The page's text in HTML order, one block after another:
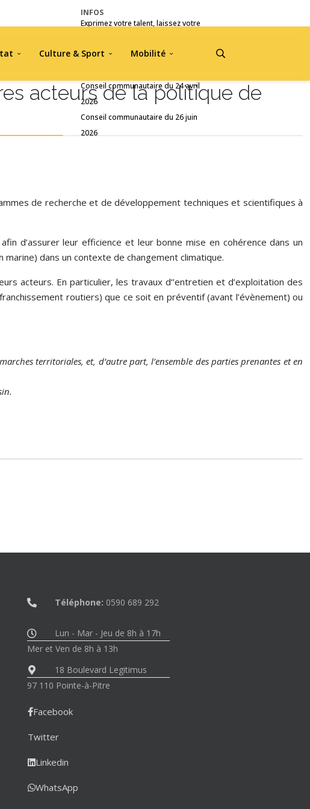
INFOS
Exprimez votre talent, laissez votre
Pré-inscriptions Jou A Tradisyon
Conseil communautaire du 24 avril
2026
Conseil communautaire du 26 juin
2026
Culture & Sport Mobilité
du PAPI avec les autres
acteurs de la politique de
de recherche et de développement techniques et scientifiques à
d’assurer leur efficience et leur bonne mise en cohérence dans un
dans un contexte de changement climatique.
acteurs. En particulier, les travaux d’’entretien et d’exploitation des
routiers) que ce soit en préventif (avant l’évènement) ou
territoriales, et, d’autre part, l’ensemble des parties prenantes et en
Téléphone: 0590 689 292
Lun - Mar - Jeu de 8h à 17h
Mer et Ven de 8h à 13h
18 Boulevard Legitimus
97 110 Pointe-à-Pitre
Facebook
Twitter
Linkedin
WhatsApp